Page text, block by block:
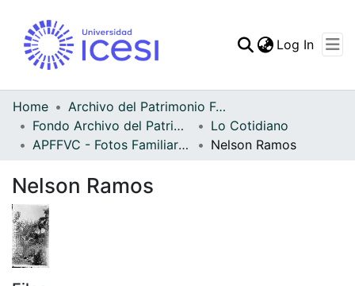
Statistics
Log In
Home
Archivo del Patrimonio Fotográfico y Fílmico del Valle del Cauca
Fondo Archivo del Patrimonio Fotográfico y Fílmico del Valle del Cauca
Lo Cotidiano
APFFVC - Fotos Familiares - Patrimonial
Nelson Ramos
Nelson Ramos